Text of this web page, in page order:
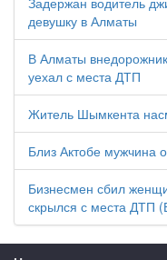
девушку в Алматы
В Алматы
уехал с места ДТП
Житель Шымкента
Близ Актобе мужчина
Бизнесмен сбил
скрылся с места ДТП